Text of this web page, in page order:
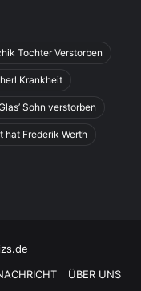
Tochter Verstorben
Krankheit
Sohn verstorben
hat Frederik Werth
ÜBER UNS